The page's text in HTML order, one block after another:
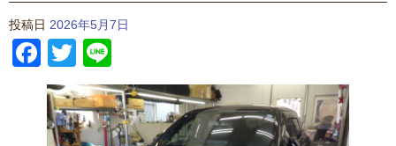
投稿日 2026年5月7日
Facebook
Twitter